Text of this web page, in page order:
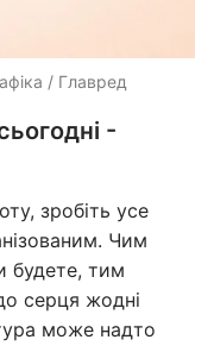
/ Главред
-
зробіть усе
Чим
будете, тим
серця жодні
може надто